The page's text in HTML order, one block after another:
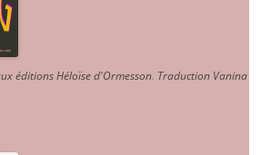
éditions Héloïse d'Ormesson. Traduction Vanina